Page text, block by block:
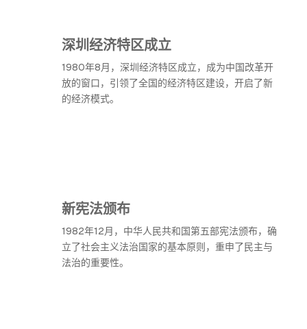
深圳经济特区成立
1980年8月，深圳经济特区成立，成为中国改革开
放的窗口，引领了全国的经济特区建设，开启了新
的经济模式。
新宪法颁布
1982年12月，中华人民共和国第五部宪法颁布，确
立了社会主义法治国家的基本原则，重申了民主与
法治的重要性。